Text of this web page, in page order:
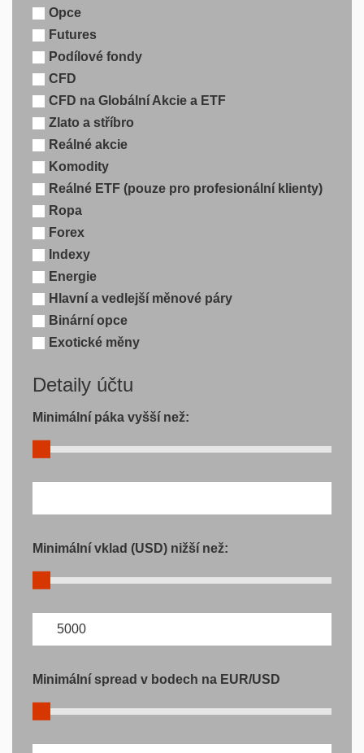
Opce
Futures
Podílové fondy
CFD
CFD na Globální Akcie a ETF
Zlato a stříbro
Reálné akcie
Komodity
Reálné ETF (pouze pro profesionální klienty)
Ropa
Forex
Indexy
Energie
Hlavní a vedlejší měnové páry
Binární opce
Exotické měny
Detaily účtu
Minimální páka vyšší než:
Minimální vklad (USD) nižší než:
Minimální spread v bodech na EUR/USD